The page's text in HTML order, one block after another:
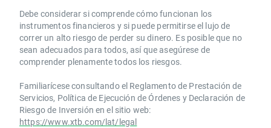
Debe considerar si comprende cómo funcionan los
instrumentos financieros y si puede permitirse el lujo de
correr un alto riesgo de perder su dinero. Es posible que no
sean adecuados para todos, así que asegúrese de
comprender plenamente todos los riesgos.
Familiarícese consultando el Reglamento de Prestación de
Servicios, Política de Ejecución de Órdenes y Declaración de
Riesgo de Inversión en el sitio web:
https://www.xtb.com/lat/legal